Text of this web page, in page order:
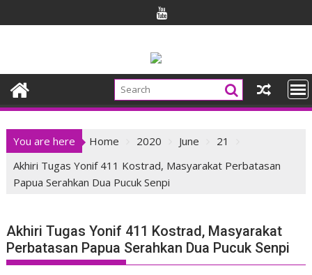
to
You are here Home 2020 June
21
Akhiri Tugas Yonif 411 Kostrad, Masyarakat Perbatasan
Papua Serahkan Dua Pucuk Senpi
Akhiri Tugas Yonif 411 Kostrad, Masyarakat
Perbatasan Papua Serahkan Dua Pucuk Senpi